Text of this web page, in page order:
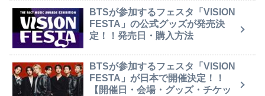
BTSが参加するフェスタ「VISION
FESTA」の公式グッズが発売決
定！！発売日・購入方法
BTSが参加するフェスタ「VISION
FESTA」が日本で開催決定！！
【開催日・会場・グッズ・チケッ